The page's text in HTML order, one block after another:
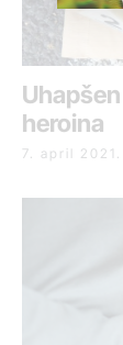
heroina
7. april 2021.